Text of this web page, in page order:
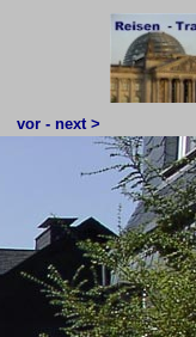
vor - next >